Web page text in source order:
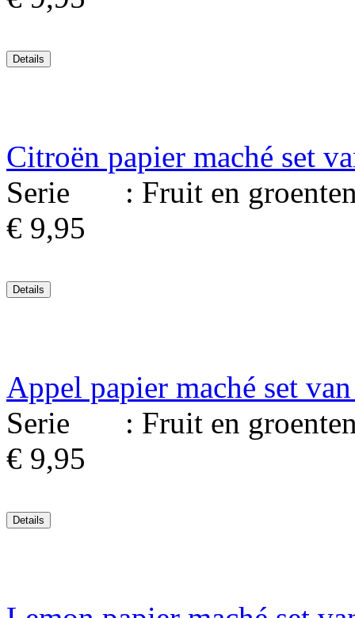
Citroën papier maché set
Serie : Fruit en
€ 9,95
Appel papier maché set
Serie : Fruit en
€ 9,95